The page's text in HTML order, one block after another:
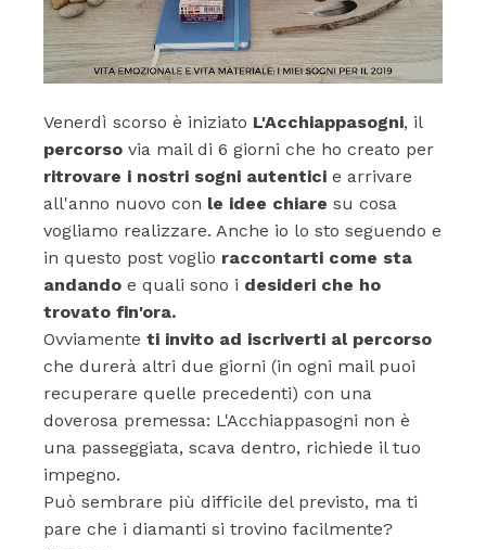
Venerdì scorso è iniziato L'Acchiappasogni, il
percorso via mail di 6 giorni che ho creato per
ritrovare i nostri sogni autentici e arrivare
all'anno nuovo con le idee chiare su cosa
vogliamo realizzare. Anche io lo sto seguendo e
in questo post voglio raccontarti come sta
andando e quali sono i desideri che ho
trovato fin'ora.
Ovviamente ti invito ad iscriverti al percorso
che durerà altri due giorni (in ogni mail puoi
recuperare quelle precedenti) con una
doverosa premessa: L'Acchiappasogni non è
una passeggiata, scava dentro, richiede il tuo
impegno.
Può sembrare più difficile del previsto, ma ti
pare che i diamanti si trovino facilmente?